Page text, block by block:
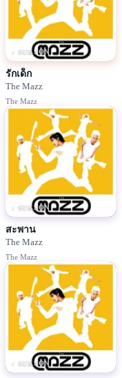
♪ SUKSON
รักเด็ก
The Mazz
The Mazz
♪ SUKSON
สะพาน
The Mazz
The Mazz
♪ SUKSON